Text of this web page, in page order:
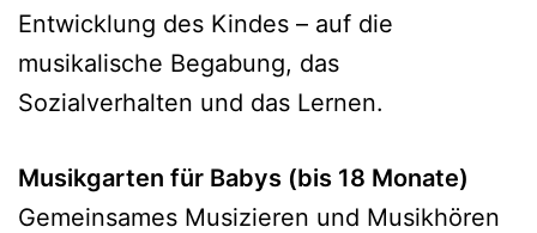
Entwicklung des Kindes – auf die
musikalische Begabung, das
Sozialverhalten und das Lernen.
Musikgarten für Babys (bis 18 Monate)
Gemeinsames Musizieren und Musikhören